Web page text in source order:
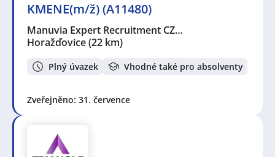
KMENE(m/ž) (A11480)
Manuvia Expert Recruitment CZ…
Horažďovice(22 km)
Plný úvazek Vhodné také pro absolventy
Zveřejněno: 31. července